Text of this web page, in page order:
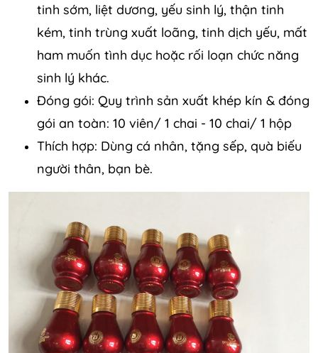
tinh sớm, liệt dương, yếu sinh lý, thận tinh
kém, tinh trùng xuất loãng, tinh dịch yếu, mất
ham muốn tình dục hoặc rối loạn chức năng
sinh lý khác.
Đóng gói: Quy trình sản xuất khép kín & đóng
gói an toàn: 10 viên/ 1 chai - 10 chai/ 1 hộp
Thích hợp: Dùng cá nhân, tặng sếp, quà biếu
người thân, bạn bè.